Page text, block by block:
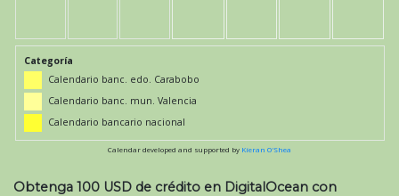
Categoría
Calendario banc. edo. Carabobo
Calendario banc. mun. Valencia
Calendario bancario nacional
Calendar developed and supported by Kieran O'Shea
Obtenga 100 USD de crédito en DigitalOcean con